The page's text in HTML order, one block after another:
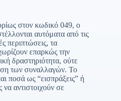
στον κωδικό 049, ο
αυτόματα από τις
περιπτώσεις, τα
επαρκώς την
δραστηριότητα, ούτε
των συναλλαγών. Το
ποσά ως “εισπράξεις” ή
αντιστοιχούν σε